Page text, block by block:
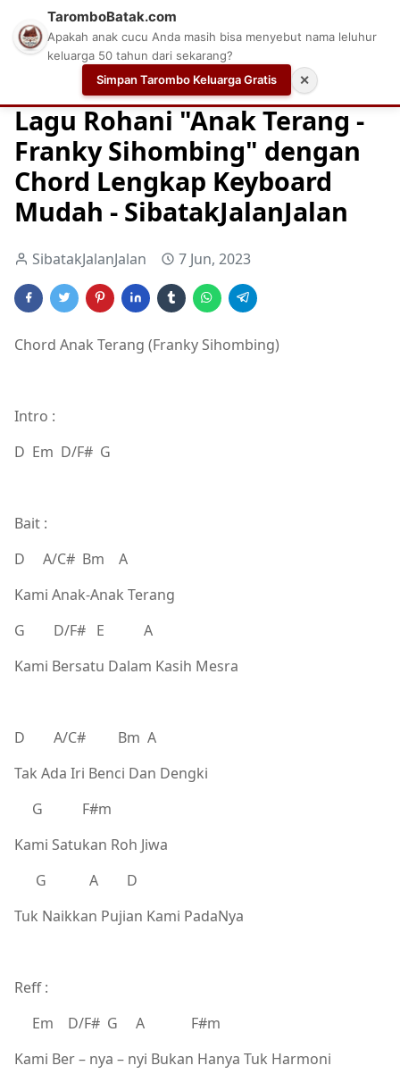
Chord Chord Gitar Lagu Rohani Chord Gitar
Lagu Rohani "Anak Terang -
Franky Sihombing" dengan
Chord Lengkap Keyboard
Mudah - SibatakJalanJalan
SibatakJalanJalan 7 Jun, 2023
Chord Anak Terang (Franky Sihombing)
Intro :
D Em D/F# G
Bait :
D A/C# Bm A
Kami Anak-Anak Terang
G D/F# E A
Kami Bersatu Dalam Kasih Mesra
D A/C# Bm A
Tak Ada Iri Benci Dan Dengki
G F#m
Kami Satukan Roh Jiwa
G A D
Tuk Naikkan Pujian Kami PadaNya
Reff :
Em D/F# G A F#m
Kami Ber – nya – nyi Bukan Hanya Tuk Harmoni
TaromboBatak.com
Apakah anak cucu Anda masih bisa menyebut nama leluhur
keluarga 50 tahun dari sekarang?
Simpan Tarombo Keluarga Gratis
✕